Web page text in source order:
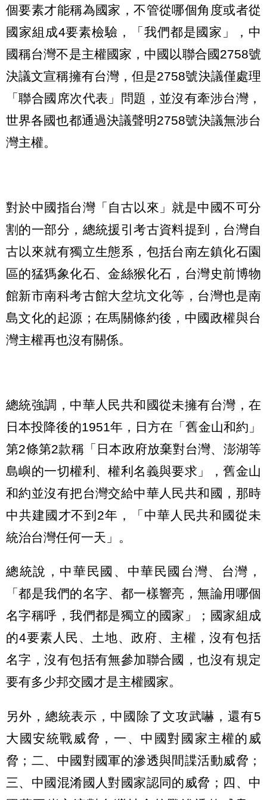
個要素才能稱為國家，不管從哪個角度或者從
國家組成4要素檢驗，「我們都是國家」，中
國稱台灣不是主權國家，中國以聯合國2758號
決議文宣稱擁有台灣，但是2758號決議僅處理
「聯合國席次代表」問題，並沒有牽涉台灣，
世界各國也都通過決議聲明2758號決議無涉台
灣主權。
對於中國指台灣「自古以來」就是中國不可分
割的一部分，總統援引考古資料提到，台灣自
古以來就有獨立生態系，包括台南左鎮化石園
區的猛獁象化石、金絲猴化石，台灣史前博物
館新市南科考古館大坌坑文化等，台灣也是南
島文化的起源；在馬關條約後，中國政權與台
灣主權再也沒有關係。
總統強調，中華人民共和國從未擁有台灣，在
日本投降後的1951年，日方在「舊金山和約」
第2條第2款稱「日本政府放棄對台灣、澎湖等
島嶼的一切權利、權利名義與要求」，舊金山
和約並沒有把台灣交給中華人民共和國，那時
中共建國才不到2年，「中華人民共和國從未
統治台灣任何一天」。
總統說，中華民國、中華民國台灣、台灣，
「都是我們的名字、都一樣響亮，無論用哪個
名字稱呼，我們都是獨立的國家」；國家組成
的4要素人民、土地、政府、主權，沒有包括
名字，沒有包括有無參加聯合國，也沒有規定
要有多少邦交國才是主權國家。
另外，總統表示，中國除了文攻武嚇，還有5
大國安統戰威脅，一、中國對國家主權的威
脅；二、中國對國軍的滲透與間諜活動威脅；
三、中國混淆國人對國家認同的威脅；四、中